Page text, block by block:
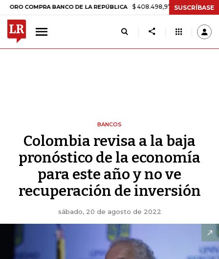
BANCO DE LA REPÚBLICA $ 408.498,97 +$ 8.753,81 +2,19%
SUSCRÍBASE
BANCOS
Colombia revisa a la baja
pronóstico de la economía
para este año y no ve
recuperación de inversión
sábado, 20 de agosto de 2022